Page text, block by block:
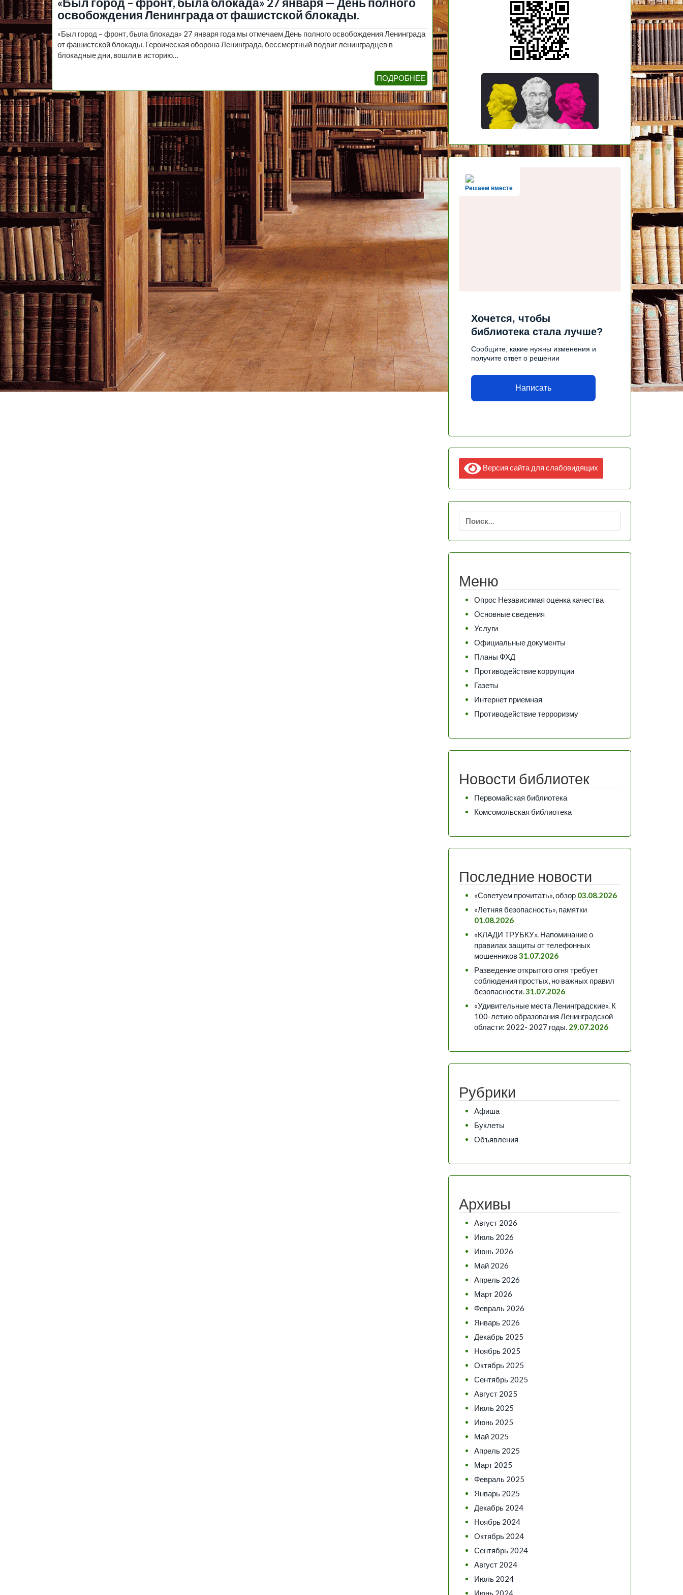
«Был город – фронт, была блокада» 27 января — День полного
освобождения Ленинграда от фашистской блокады.
«Был город – фронт, была блокада» 27 января года мы отмечаем День полного освобождения Ленинграда
от фашистской блокады. Героическая оборона Ленинграда, бессмертный подвиг ленинградцев в
блокадные дни, вошли в историю…
ПОДРОБНЕЕ
Решаем вместе
Хочется, чтобы
библиотека стала лучше?
Сообщите, какие нужны изменения и
получите ответ о решении
Написать
Версия сайта для слабовидящих
Найти:
Меню
Опрос Независимая оценка качества
Основные сведения
Услуги
Официальные документы
Планы ФХД
Противодействие коррупции
Газеты
Интернет приемная
Противодействие терроризму
Новости библиотек
Первомайская библиотека
Комсомольская библиотека
Последние новости
«Советуем прочитать», обзор 03.08.2026
«Летняя безопасность», памятки
01.08.2026
«КЛАДИ ТРУБКУ». Напоминание о
правилах защиты от телефонных
мошенников31.07.2026
Разведение открытого огня требует
соблюдения простых, но важных правил
безопасности.31.07.2026
«Удивительные места Ленинградские». К
100-летию образования Ленинградской
области: 2022- 2027 годы. 29.07.2026
Рубрики
Афиша
Буклеты
Объявления
Архивы
Август 2026
Июль 2026
Июнь 2026
Май 2026
Апрель 2026
Март 2026
Февраль 2026
Январь 2026
Декабрь 2025
Ноябрь 2025
Октябрь 2025
Сентябрь 2025
Август 2025
Июль 2025
Июнь 2025
Май 2025
Апрель 2025
Март 2025
Февраль 2025
Январь 2025
Декабрь 2024
Ноябрь 2024
Октябрь 2024
Сентябрь 2024
Август 2024
Июль 2024
Июнь 2024